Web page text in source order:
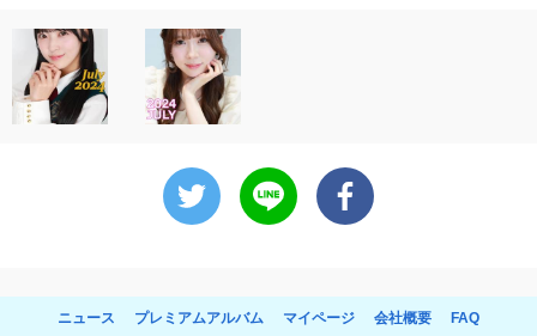
ニュース プレミアムアルバム マイページ 会社概要 FAQ